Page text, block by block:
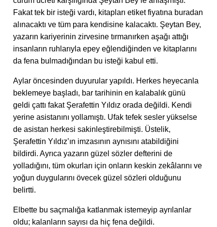
Fakat tek bir isteği vardı, kitapları etiket fiyatına buradan
alınacaktı ve tüm para kendisine kalacaktı. Şeytan Bey,
yazarın kariyerinin zirvesine tırmanırken aşağı attığı
insanların ruhlarıyla epey eğlendiğinden ve kitaplarını
da fena bulmadığından bu isteği kabul etti.
Aylar öncesinden duyurular yapıldı. Herkes heyecanla
beklemeye başladı, bar tarihinin en kalabalık günü
geldi çattı fakat Şerafettin Yıldız orada değildi. Kendi
yerine asistanını yollamıştı. Ufak tefek sesler yükselse
de asistan herkesi sakinleştirebilmişti. Üstelik,
Şerafettin Yıldız’ın imzasının aynısını atabildiğini
bildirdi. Ayrıca yazarın güzel sözler defterini de
yolladığını, tüm okurları için onların keskin zekâlarını ve
yoğun duygularını övecek güzel sözleri olduğunu
belirtti.
Elbette bu saçmalığa katlanmak istemeyip ayrılanlar
oldu; kalanların sayısı da hiç fena değildi.